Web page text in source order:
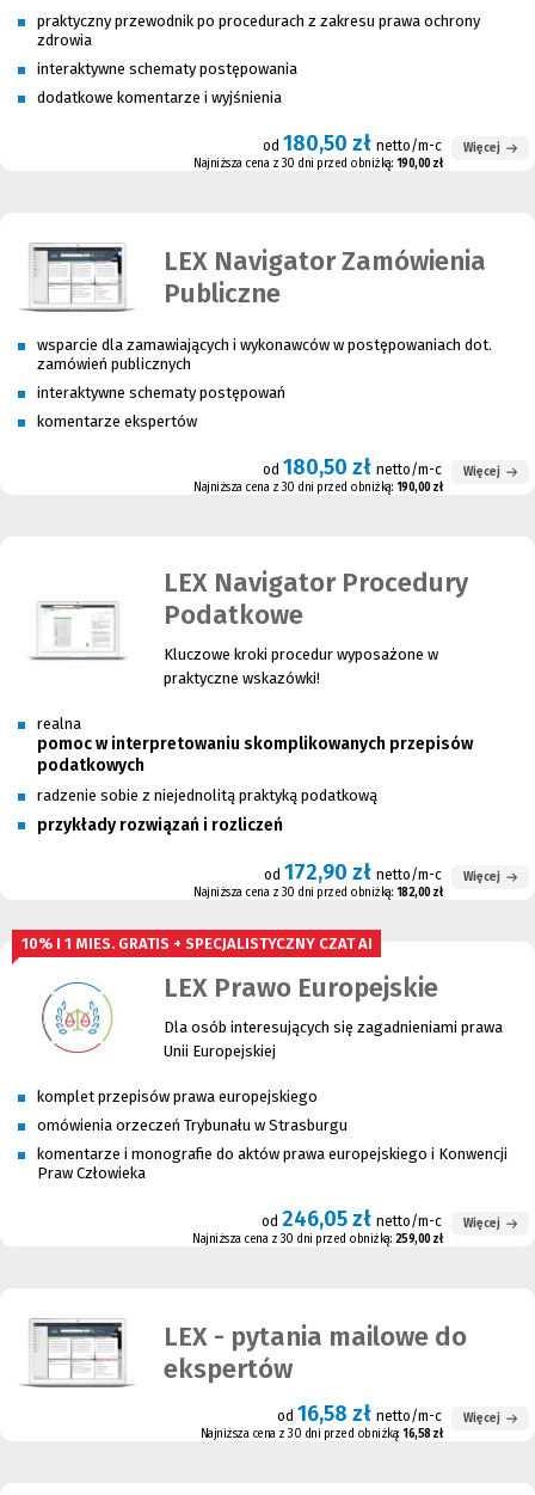
praktyczny przewodnik po procedurach z zakresu prawa ochrony
zdrowia
interaktywne schematy postępowania
dodatkowe komentarze i wyjśnienia
od 180,50 zł netto/m-c
Najniższa cena z 30 dni przed obniżką: 190,00 zł
Więcej
LEX Navigator Zamówienia
Publiczne
wsparcie dla zamawiających i wykonawców w postępowaniach dot.
zamówień publicznych
interaktywne schematy postępowań
komentarze ekspertów
od 180,50 zł netto/m-c
Najniższa cena z 30 dni przed obniżką: 190,00 zł
Więcej
LEX Navigator Procedury
Podatkowe
Kluczowe kroki procedur wyposażone w
praktyczne wskazówki!
realna
pomoc w interpretowaniu skomplikowanych przepisów
podatkowych
radzenie sobie z niejednolitą praktyką podatkową
przykłady rozwiązań i rozliczeń
od 172,90 zł netto/m-c
Najniższa cena z 30 dni przed obniżką: 182,00 zł
Więcej
10% I 1 MIES. GRATIS + SPECJALISTYCZNY CZAT AI
LEX Prawo Europejskie
Dla osób interesujących się zagadnieniami prawa
Unii Europejskiej
komplet przepisów prawa europejskiego
omówienia orzeczeń Trybunału w Strasburgu
komentarze i monografie do aktów prawa europejskiego i Konwencji
Praw Człowieka
od 246,05 zł netto/m-c
Najniższa cena z 30 dni przed obniżką: 259,00 zł
Więcej
LEX - pytania mailowe do
ekspertów
od 16,58 zł netto/m-c
Najniższa cena z 30 dni przed obniżką: 16,58 zł
Więcej